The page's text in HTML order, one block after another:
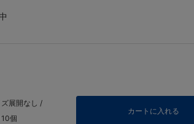
展開なし /
個
カートに入れる